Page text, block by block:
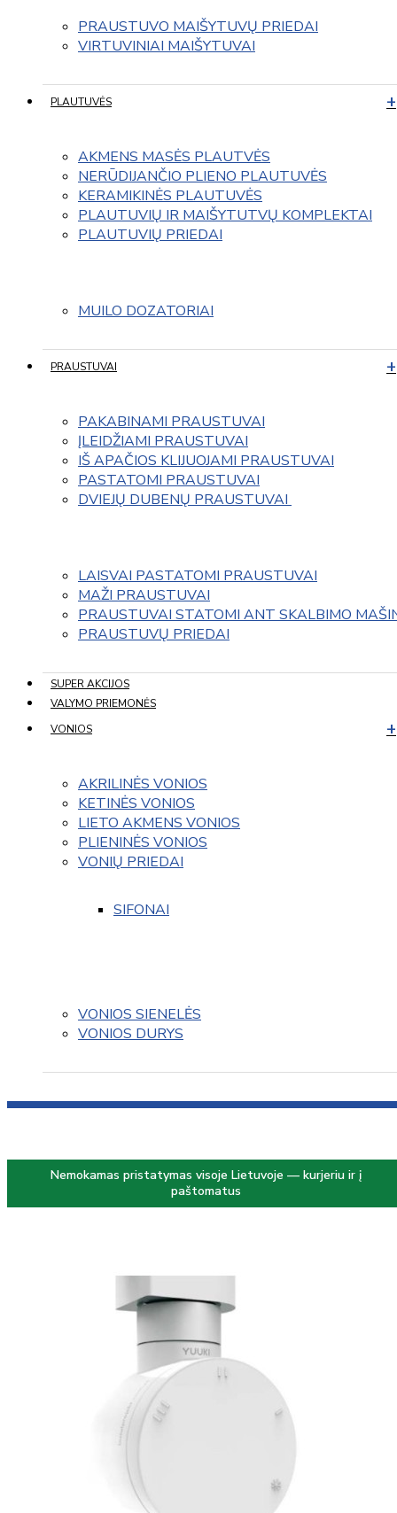
PRAUSTUVO MAIŠYTUVŲ PRIEDAI
VIRTUVINIAI MAIŠYTUVAI
PLAUTUVĖS
AKMENS MASĖS PLAUTVĖS
NERŪDIJANČIO PLIENO PLAUTUVĖS
KERAMIKINĖS PLAUTUVĖS
PLAUTUVIŲ IR MAIŠYTUTVŲ KOMPLEKTAI
PLAUTUVIŲ PRIEDAI
MUILO DOZATORIAI
PRAUSTUVAI
PAKABINAMI PRAUSTUVAI
ĮLEIDŽIAMI PRAUSTUVAI
IŠ APAČIOS KLIJUOJAMI PRAUSTUVAI
PASTATOMI PRAUSTUVAI
DVIEJŲ DUBENŲ PRAUSTUVAI
LAISVAI PASTATOMI PRAUSTUVAI
MAŽI PRAUSTUVAI
PRAUSTUVAI STATOMI ANT SKALBIMO
PRAUSTUVŲ PRIEDAI
SUPER AKCIJOS
VALYMO PRIEMONĖS
VONIOS
AKRILINĖS VONIOS
KETINĖS VONIOS
LIETO AKMENS VONIOS
PLIENINĖS VONIOS
VONIŲ PRIEDAI
SIFONAI
VONIOS SIENELĖS
VONIOS DURYS
Nemokamas pristatymas visoje Lietuvoje — kurjeriu ir į
paštomatus